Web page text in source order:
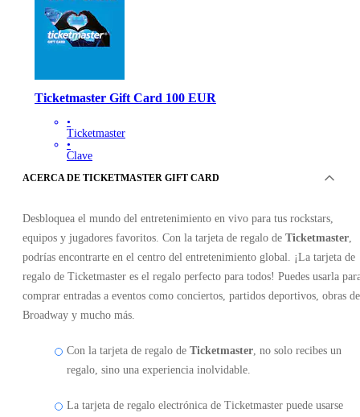
Ticketmaster Gift Card 100 EUR
•
Ticketmaster
•
Clave
BÉLGICA
ACERCA DE TICKETMASTER GIFT CARD
Desbloquea el mundo del entretenimiento en vivo para tus rockstars,
equipos y jugadores favoritos. Con la tarjeta de regalo de Ticketmaster
podrías encontrarte en el centro del entretenimiento global. ¡La tarjeta de
regalo de Ticketmaster es el regalo perfecto para todos! Puedes usarla
comprar entradas a eventos como conciertos, partidos deportivos, obras de
Broadway y mucho más.
Con la tarjeta de regalo de Ticketmaster , no solo recibes un
regalo, sino una experiencia inolvidable.
La tarjeta de regalo electrónica de Ticketmaster puede usarse